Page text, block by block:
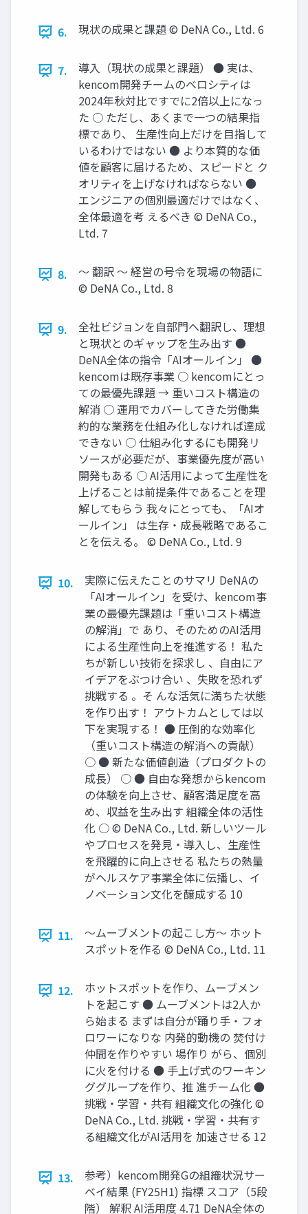
6. 現状の成果と課題 © DeNA Co., Ltd. 6
7.
導入（現状の成果と課題） ● 実は、
kencom開発チームのベロシティは
2024年秋対比ですでに2倍以上になっ
た ○ ただし、あくまで一つの結果指
標であり、 生産性向上だけを目指して
いるわけではない ● より本質的な価
値を顧客に届けるため、スピードと ク
オリティを上げなければならない ●
エンジニアの個別最適だけではなく、
全体最適を考 えるべき © DeNA Co.,
Ltd. 7
8.
〜 翻訳 〜 経営の号令を現場の物語に
© DeNA Co., Ltd. 8
9.
全社ビジョンを自部門へ翻訳し、理想
と現状とのギャップを生み出す ●
DeNA全体の指令「AIオールイン」 ●
kencomは既存事業 ○ kencomにとっ
ての最優先課題 → 重いコスト構造の
解消 ○ 運用でカバーしてきた労働集
約的な業務を仕組み化しなければ達成
できない ○ 仕組み化するにも開発リ
ソースが必要だが、事業優先度が高い
開発もある ○ AI活用によって生産性を
上げることは前提条件であることを理
解してもらう 我々にとっても、「AIオ
ールイン」 は生存・成長戦略であるこ
とを伝える。 © DeNA Co., Ltd. 9
10.
実際に伝えたことのサマリ DeNAの
「AIオールイン」を受け、kencom事
業の最優先課題は「重いコスト構造
の解消」で あり、そのためのAI活用
による生産性向上を推進する！ 私た
ちが新しい技術を探求し 、自由にア
イデアをぶつけ合い 、失敗を恐れず
挑戦する 。そ んな活気に満ちた状態
を作り出す！ アウトカムとしては以
下を実現する！ ● 圧倒的な効率化
（重いコスト構造の解消への貢献）
○ ● 新たな価値創造（プロダクトの
成長） ○ ● 自由な発想からkencom
の体験を向上させ、顧客満足度を高
め、収益を生み出す 組織全体の活性
化 ○ © DeNA Co., Ltd. 新しいツール
やプロセスを発見・導入し、生産性
を飛躍的に向上させる 私たちの熱量
がヘルスケア事業全体に伝播し、イ
ノベーション文化を醸成する 10
11.
〜ムーブメントの起こし方〜 ホット
スポットを作る © DeNA Co., Ltd. 11
12.
ホットスポットを作り、ムーブメン
トを起こす ● ムーブメントは2人か
ら始まる まずは自分が踊り手・フォ
ロワーになりな 内発的動機の 焚付け
仲間を作りやすい 場作り がら、個別
に火を付ける ● 手上げ式のワーキン
ググループを作り、推 進チーム化 ●
挑戦・学習・共有 組織文化の強化 ©
DeNA Co., Ltd. 挑戦・学習・共有す
る組織文化がAI活用を 加速させる 12
13.
参考）kencom開発Gの組織状況サー
ベイ結果 (FY25H1) 指標 スコア（5段
階） 解釈 AI活用度 4.71 DeNA全体の